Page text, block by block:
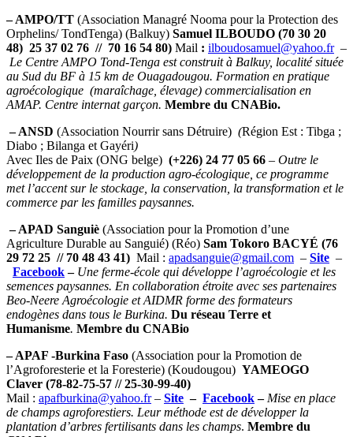
– AMPO/TT (Association Managré Nooma pour la Protection des
Orphelins/ TondTenga) (Balkuy) Samuel ILBOUDO (70 30 20
48) 25 37 02 76 // 70 16 54 80) Mail : ilboudosamuel@yahoo.fr–
Le Centre AMPO Tond-Tenga est construit à Balkuy, localité située
au Sud du BF à 15 km de Ouagadougou. Formation en pratique
agroécologique (maraîchage, élevage) commercialisation en
AMAP. Centre internat garçon. Membre du CNABio.
– ANSD (Association Nourrir sans Détruire) (Région Est : Tibga ;
Diabo ; Bilanga et Gayéri)
Avec Iles de Paix (ONG belge) (+226) 24 77 05 66 – Outre le
développement de la production agro-écologique, ce programme
met l’accent sur le stockage, la conservation, la transformation et le
commerce par les familles paysannes.
– APAD Sanguiè (Association pour la Promotion d’une
Agriculture Durable au Sanguié) (Réo) Sam Tokoro BACYÉ (76
29 72 25 // 70 48 43 41) Mail : apadsanguie@gmail.com – Site –
Facebook– Une ferme-école qui développe l’agroécologie et les
semences paysannes. En collaboration étroite avec ses partenaires
Beo-Neere Agroécologie et AIDMR forme des formateurs
endogènes dans tous le Burkina. Du réseau Terre et
Humanisme. Membre du CNABio
– APAF -Burkina Faso (Association pour la Promotion de
l’Agroforesterie et la Foresterie) (Koudougou) YAMEOGO
Claver (78-82-75-57 // 25-30-99-40)
Mail : apafburkina@yahoo.fr– Site – Facebook– Mise en place
de champs agroforestiers. Leur méthode est de développer la
plantation d’arbres fertilisants dans les champs. Membre du